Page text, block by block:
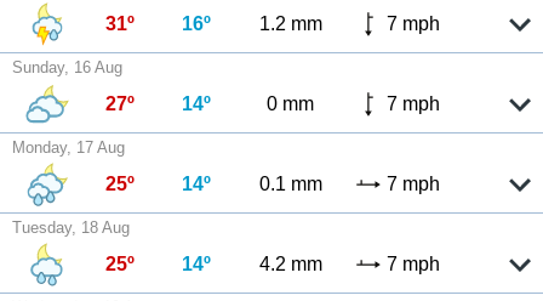
31º 16º 1.2 mm 7 mph
Sunday, 16 Aug
27º 14º 0 mm 7 mph
Monday, 17 Aug
25º 14º 0.1 mm 7 mph
Tuesday, 18 Aug
25º 14º 4.2 mm 7 mph